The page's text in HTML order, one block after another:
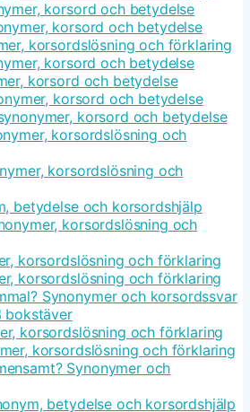
korsord och betydelse
korsord och betydelse
korsordslösning och förklaring
korsord och betydelse
korsord och betydelse
korsord och betydelse
korsord och betydelse
korsordslösning och
korsordslösning och
betydelse och korsordshjälp
korsordslösning och
korsordslösning och förklaring
korsordslösning och förklaring
Synonymer och korsordssvar
bokstäver
korsordslösning och förklaring
korsordslösning och förklaring
Synonymer och
betydelse och korsordshjälp